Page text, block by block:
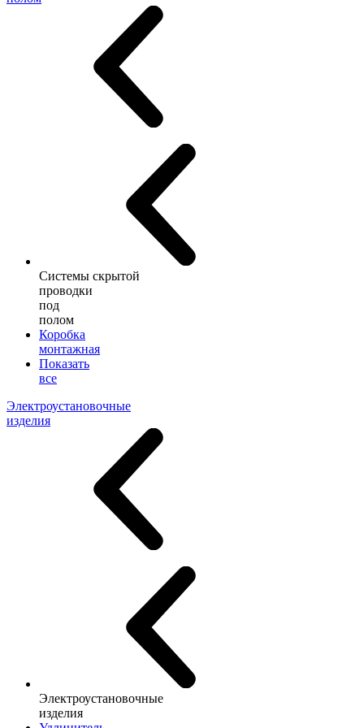
Системы скрытой
проводки
под
полом
Коробка
монтажная
Показать
все
Электроустановочные
изделия
Электроустановочные
изделия